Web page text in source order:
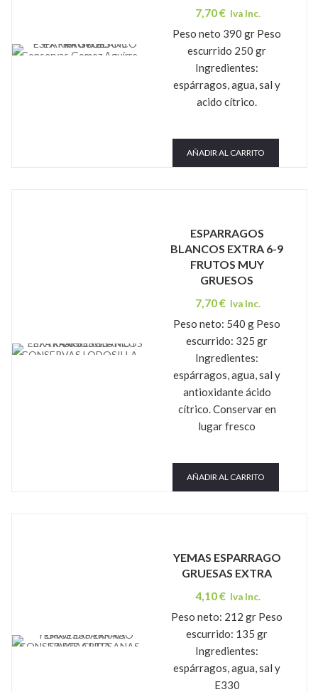
Conservas Gomez Aguirre
7,70€ Iva Inc.
Peso neto 390 gr Peso
escurrido 250 gr
Ingredientes:
espárragos, agua, sal y
acido cítrico.
AÑADIR AL CARRITO
CONSERVAS LODOSILLA
ESPARRAGOS
BLANCOS EXTRA 6-9
FRUTOS MUY
GRUESOS
7,70€ Iva Inc.
Peso neto: 540 g Peso
escurrido: 325 gr
Ingredientes:
espárragos, agua, sal y
antioxidante ácido
cítrico. Conservar en
lugar fresco
AÑADIR AL CARRITO
CONSERVAS ARTESANAS SARTAGUDA
YEMAS ESPARRAGO
GRUESAS EXTRA
4,10€ Iva Inc.
Peso neto: 212 gr Peso
escurrido: 135 gr
Ingredientes:
espárragos, agua, sal y
E330